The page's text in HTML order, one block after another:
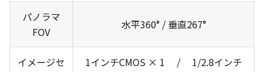
パノラマ
FOV
水平360° / 垂直267°
イメージセ
1インチCMOS × 1 / 1/2.8インチ